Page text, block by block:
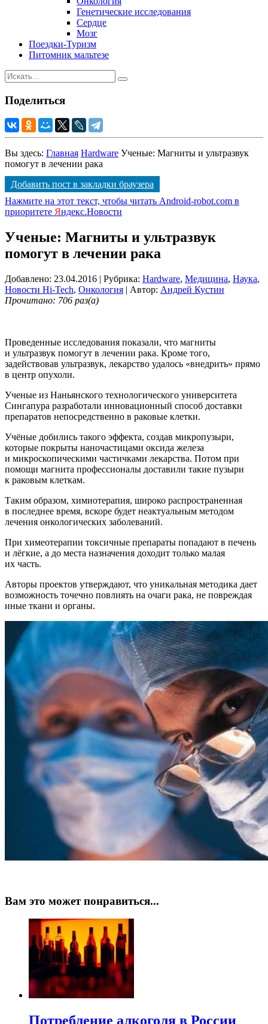
Генетические исследования
Сердце
Мозг
Поездки-Туризм
Питомник мальтезе
Поделиться
Вы здесь: Главная Hardware Ученые: Магниты и ультразвук
помогут в лечении рака
Добавить пост в закладки браузера
Нажмите на этот текст, чтобы читать Android-robot.com в
приоритете Яндекс.Новости
Ученые: Магниты и ультразвук
помогут в лечении рака
Добавлено: 23.04.2016 | Рубрика: Hardware, Медицина, Наука,
Новости Hi-Tech, Онкология | Автор: Андрей Кустин
Прочитано: 706 раз(а)
Проведенные исследования показали, что магниты
и ультразвук помогут в лечении рака. Кроме того,
задействовав ультразвук, лекарство удалось «внедрить» прямо
в центр опухоли.
Ученые из Наньянского технологического университета
Сингапура разработали инновационный способ доставки
препаратов непосредственно в раковые клетки.
Учёные добились такого эффекта, создав микропузыри,
которые покрыты наночастицами оксида железа
и микроскопическими частичками лекарства. Потом при
помощи магнита профессионалы доставили такие пузыри
к раковым клеткам.
Таким образом, химиотерапия, широко распространенная
в последнее время, вскоре будет неактуальным методом
лечения онкологических заболеваний.
При химеотерапии токсичные препараты попадают в печень
и лёгкие, а до места назначения доходит только малая
их часть.
Авторы проектов утверждают, что уникальная методика дает
возможность точечно повлиять на очаги рака, не повреждая
иные ткани и органы.
Вам это может понравиться...
Потребление алкоголя в России